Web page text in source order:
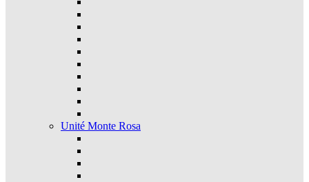
Unité Monte Rosa